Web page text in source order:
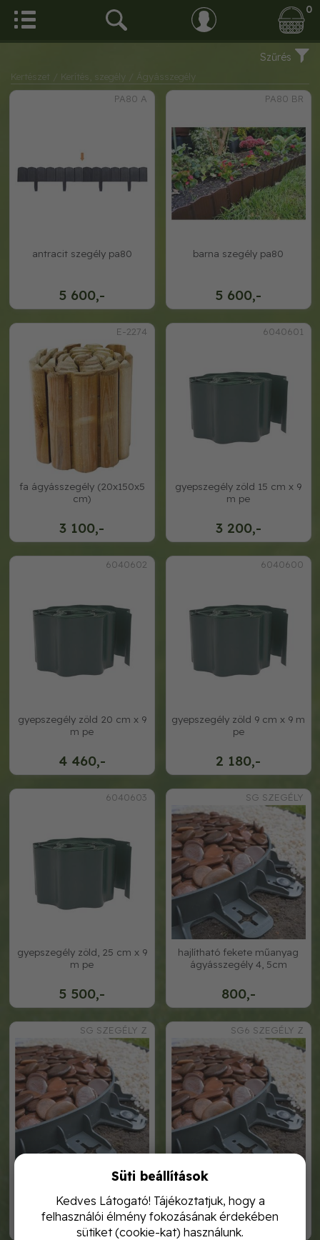
0
Szűrés
Kertészet / Kerítés, szegély
/ Ágyásszegély
PA80 A
5 600,-
antracit szegély pa80
PA80 BR
5 600,-
barna szegély pa80
E-2274
3 100,-
fa ágyásszegély (20x150x5
cm)
6040601
3 200,-
gyepszegély zöld 15 cm x 9
m pe
6040602
4 460,-
gyepszegély zöld 20 cm x 9
m pe
6040600
2 180,-
gyepszegély zöld 9 cm x 9 m
pe
6040603
5 500,-
gyepszegély zöld, 25 cm x 9
m pe
SG SZEGÉLY
800,-
hajlítható fekete műanyag
ágyásszegély 4, 5cm
SG SZEGÉLY Z
800,-
hajlítható zöld műanyag
ágyásszegély 4, 5cm
SG6 SZEGÉLY Z
960,-
hajlítható zöld műanyag
ágyásszegély 6cm
Süti beállítások
Kedves Látogató! Tájékoztatjuk, hogy a
felhasználói élmény fokozásának érdekében
sütiket (cookie-kat) használunk.